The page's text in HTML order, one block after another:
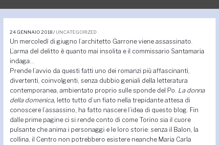
24 GENNAIO 2018/ UNCATEGORIZED
Un mercoledì di giugno l’architetto Garrone viene assassinato.
L’arma del delitto è quanto mai insolita e il commissario Santamaria
indaga…
Prende l’avvio da questi fatti uno dei romanzi più affascinanti,
divertenti, coinvolgenti, senza dubbio geniali della letteratura
contemporanea, ambientato proprio sulle sponde del Po. La donna
della domenica, letto tutto d’un fiato nella trepidante attesa di
conoscere l’assassino, ha fatto nascere l’idea di questo blog. Fin
dalle prime pagine ci si rende conto di come Torino sia il cuore
pulsante che anima i personaggi e le loro storie: senza il Balon, la
collina, il Centro non potrebbero esistere neanche Maria Carla
articoli